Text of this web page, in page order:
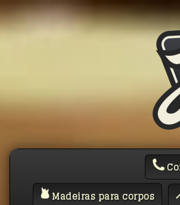
Madeiras para corpos